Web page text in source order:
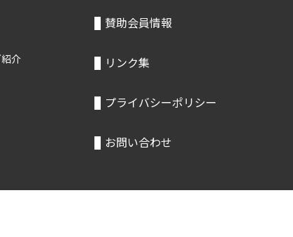
介
賛助会員情報
リンク集
プライバシーポリシー
お問い合わせ